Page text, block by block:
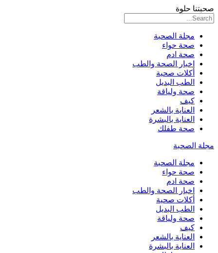
صحبتنا حلوة
مجلة الصحبة
صحة حواء
صحة ادم
اخبار الصحة والطب
أكلات صحية
الطب البديل
صحة ولياقة
كيف
العناية بالشعر
العناية بالبشرة
صحة طفلك
مجلة الصحبة
مجلة الصحبة
صحة حواء
صحة ادم
اخبار الصحة والطب
أكلات صحية
الطب البديل
صحة ولياقة
كيف
العناية بالشعر
العناية بالبشرة